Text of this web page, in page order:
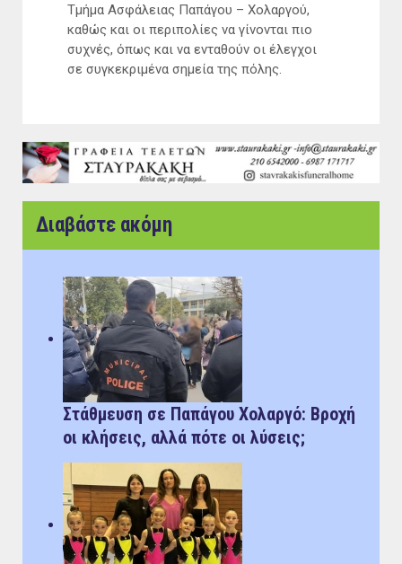
Τμήμα Ασφάλειας Παπάγου – Χολαργού,
καθώς και οι περιπολίες να γίνονται πιο
συχνές, όπως και να ενταθούν οι έλεγχοι
σε συγκεκριμένα σημεία της πόλης.
Διαβάστε ακόμη
Στάθμευση σε Παπάγου Χολαργό: Bροχή
οι κλήσεις, αλλά πότε οι λύσεις;